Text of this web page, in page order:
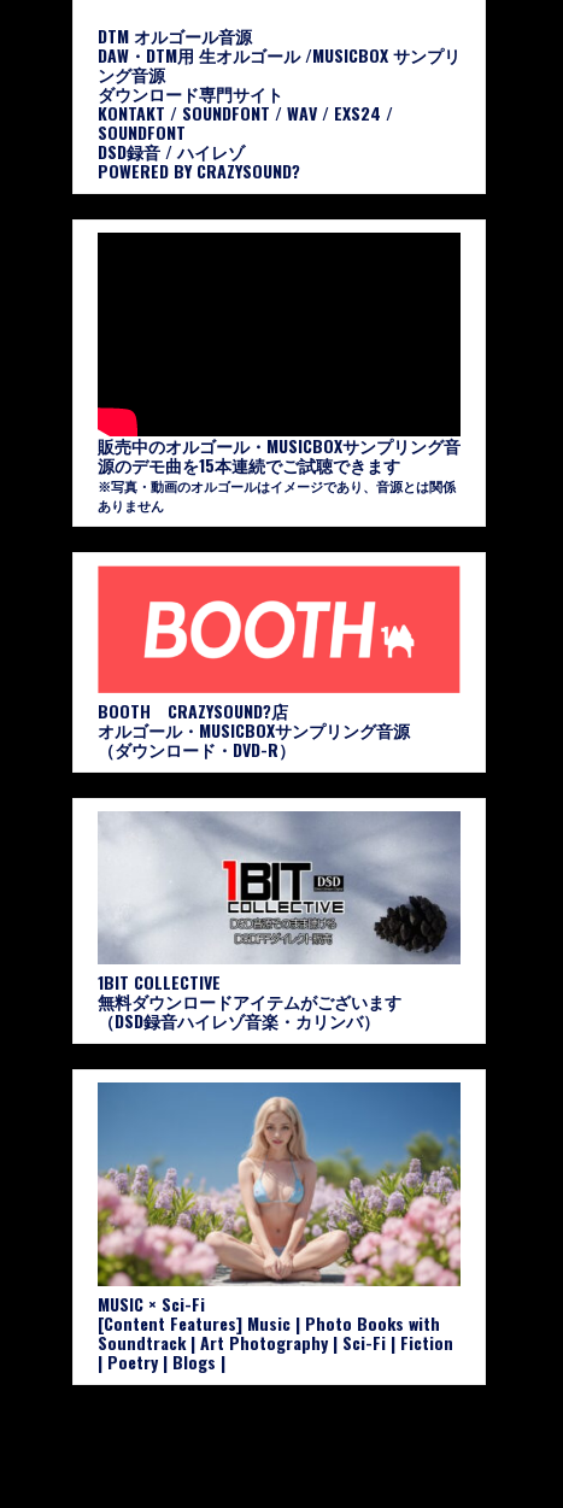
DTM オルゴール音源
DAW・DTM用 生オルゴール /MUSICBOX サンプリ
ング音源
ダウンロード専門サイト
KONTAKT / SOUNDFONT / WAV / EXS24 /
SOUNDFONT
DSD録音 / ハイレゾ
POWERED BY CRAZYSOUND?
販売中のオルゴール・MUSICBOXサンプリング音
源のデモ曲を15本連続でご試聴できます
※写真・動画のオルゴールはイメージであり、音源とは関係
ありません
BOOTH CRAZYSOUND?店
オルゴール・MUSICBOXサンプリング音源
（ダウンロード・DVD-R）
1BIT COLLECTIVE
無料ダウンロードアイテムがございます
（DSD録音ハイレゾ音楽・カリンバ）
MUSIC × Sci-Fi
[Content Features] Music | Photo Books with
Soundtrack | Art Photography | Sci-Fi | Fiction
| Poetry | Blogs |